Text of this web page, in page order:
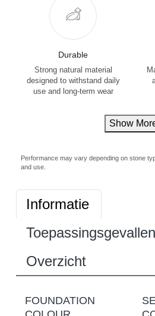
Durable
Strong natural material
designed to withstand daily
use and long-term wear
Show
Performance may vary depending on stone
and use.
Informatie
Toepassingsgevallen
Overzicht
FOUNDATION